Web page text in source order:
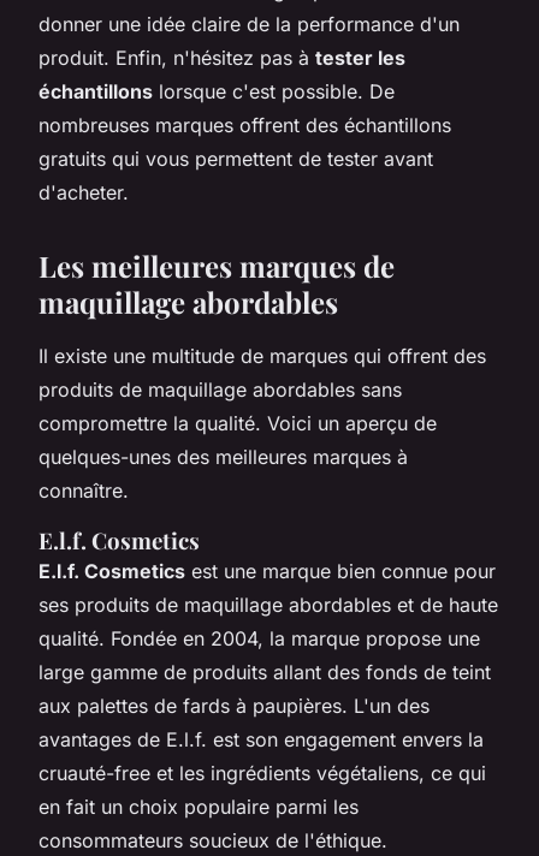
donner une idée claire de la performance d'un
produit. Enfin, n'hésitez pas à tester les
échantillons lorsque c'est possible. De
nombreuses marques offrent des échantillons
gratuits qui vous permettent de tester avant
d'acheter.
Les meilleures marques de
maquillage abordables
Il existe une multitude de marques qui offrent des
produits de maquillage abordables sans
compromettre la qualité. Voici un aperçu de
quelques-unes des meilleures marques à
connaître.
E.l.f. Cosmetics
E.l.f. Cosmetics est une marque bien connue pour
ses produits de maquillage abordables et de haute
qualité. Fondée en 2004, la marque propose une
large gamme de produits allant des fonds de teint
aux palettes de fards à paupières. L'un des
avantages de E.l.f. est son engagement envers la
cruauté-free et les ingrédients végétaliens, ce qui
en fait un choix populaire parmi les
consommateurs soucieux de l'éthique.